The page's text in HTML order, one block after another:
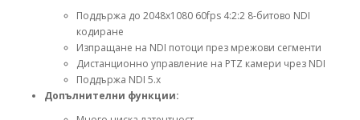
Поддържа до 2048x1080 60fps 4:2:2 8-битово NDI
кодиране
Изпращане на NDI потоци през мрежови сегменти
Дистанционно управление на PTZ камери чрез NDI
Поддържа NDI 5.x
Допълнителни функции: